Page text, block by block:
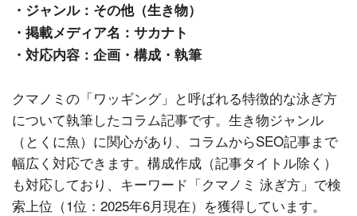
・ジャンル： その他（生き物）
・掲載メディア名： サカナト
・対応内容： 企画・構成・執筆
クマノミの「ワッギング」と呼ばれる特徴的な泳ぎ方
について執筆したコラム記事です。生き物ジャンル
（とくに魚）に関心があり、コラムからSEO記事まで
幅広く対応できます。構成作成（記事タイトル除く）
も対応しており、キーワード「クマノミ 泳ぎ方」で検
索上位（1位：2025年6月現在）を獲得しています。